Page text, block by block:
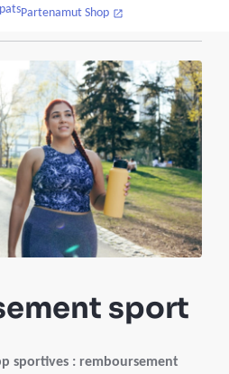
Partenamut Shop
sport
sportives : remboursement